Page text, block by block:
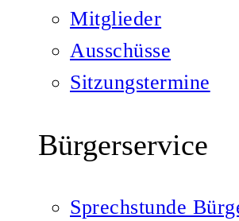
Mitglieder
Ausschüsse
Sitzungstermine
Bürgerservice
Sprechstunde